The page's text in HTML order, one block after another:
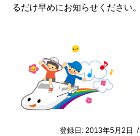
るだけ早めにお知らせください。
登録日: 2013年5月2日 /